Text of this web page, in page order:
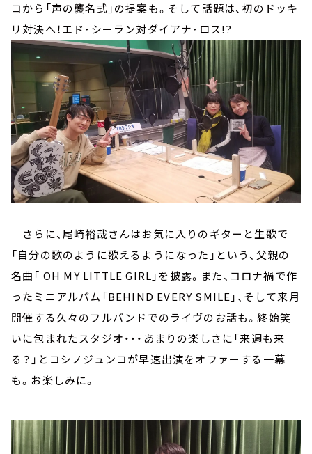
コから「声の襲名式」の提案も。そして話題は、初のドッキ
リ対決へ！エド･シーラン対ダイアナ･ロス!?
さらに、尾崎裕哉さんはお気に入りのギターと生歌で
「自分の歌のように歌えるようになった」という、父親の
名曲「 OH MY LITTLE GIRL」を披露。また、コロナ禍で作
ったミニアルバム「BEHIND EVERY SMILE」、そして来月
開催する久々のフルバンドでのライヴのお話も。終始笑
いに包まれたスタジオ・・・あまりの楽しさに「来週も来
る？」とコシノジュンコが早速出演をオファーする一幕
も。お楽しみに。